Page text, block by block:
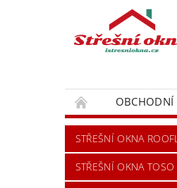
OBCHODNÍ
STŘEŠNÍ OKNA
STŘEŠNÍ OKNA TOSO